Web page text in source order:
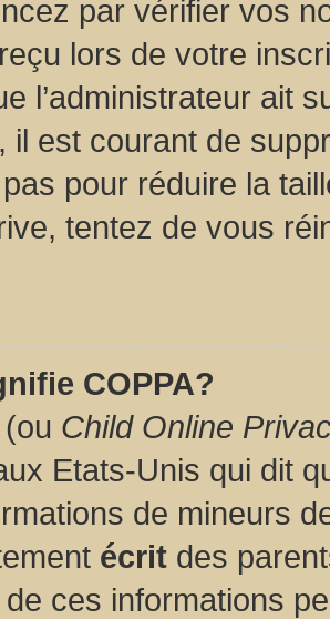
par vérifier vos
reçu lors de votre
l’administrateur ait
il est courant de
pour réduire la
tentez de vous
COPPA?
Child Online
Etats-Unis qui dit
de mineurs
écrit des
ces informations